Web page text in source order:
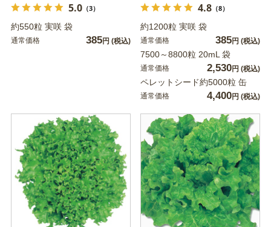
5.0（3）
約550粒 実咲 袋
通常価格 385円 (税込)
4.8（8）
約1200粒 実咲 袋
通常価格 385円 (税込)
7500～8800粒 20mL 袋
通常価格 2,530円 (税込)
ペレットシード約5000粒 缶
通常価格 4,400円 (税込)